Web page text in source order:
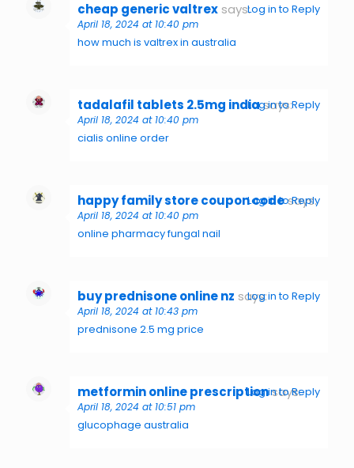
cheap generic valtrex says:
April 18, 2024 at 10:40 pm
how much is valtrex in australia
Log in to Reply
tadalafil tablets 2.5mg indiasays:
April 18, 2024 at 10:40 pm
cialis online order
Log in to Reply
happy family store coupon codesays:
April 18, 2024 at 10:40 pm
online pharmacy fungal nail
Log in to Reply
buy prednisone online nz says:
April 18, 2024 at 10:43 pm
prednisone 2.5 mg price
Log in to Reply
metformin online prescriptionsays:
April 18, 2024 at 10:51 pm
glucophage australia
Log in to Reply